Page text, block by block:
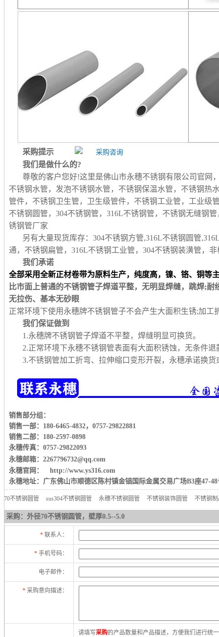
采购提示
我们是做什么的?
尊敬的客户您好!这里是佛山市永穗不锈钢有限公司官网
不锈钢水管，发泡不锈钢水管，不锈钢保温水管，不锈钢热
管件，不锈钢卫生管，卫生级管件，不锈钢工业管，工业级
不锈钢圆管，304不锈钢管，316L不锈钢管，不锈钢无缝钢
锈钢管厂家
另有大量现货库存：304不锈钢方管,316L不锈钢圆管
通，不锈钢扁管，316L不锈钢工业管，304不锈钢装潢管，
我们承诺
全部采用全新正材卷带为原料生产，纯度高，镍、铬、铜等
比市面上普通的不锈钢管子焊道平整，无明显焊缝，跳焊;耐
无拉伤、基本无砂眼
正常环境下使用永穗牌不锈钢管子不会产生大面积生锈;加
我们保证做到
1.永穗牌不锈钢管子焊道不平整，焊缝明显可换货。
2.正常环境下永穗不锈钢管表面有大面积锈蚀，无条件退
3.不锈钢管加工折弯、拉伸缩口变形开裂，永穗承诺换
销售部分组：
销售一部：180-6465-4832，0757-29822881
销售二部：180-2597-0898
永穗传真：0757-29822093
永穗邮箱：2267796732@qq.com
永穗官网： http://www.ys316.com
永穗地址：广东佛山市顺德区陈村镇金锠国际金属交易广场B3座47-48
70不锈钢圆管 sus304不锈钢圆管 永穗不锈钢圆管 不锈钢装饰圆管 不锈钢
采购：外径70不锈钢圆管，壁厚0.5--5.0
* 联系人：
* 手机号码：
电子邮件：
* 采购意向描述：
请填写采购的产品数量和产品描述，方便我们进行统